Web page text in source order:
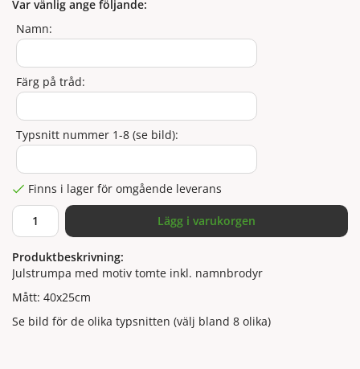
Var vänlig ange följande:
Namn:
Färg på tråd:
Typsnitt nummer 1-8 (se bild):
Finns i lager för omgående leverans
Lägg i varukorgen
Produktbeskrivning:
Julstrumpa med motiv tomte inkl. namnbrodyr
Mått: 40x25cm
Se bild för de olika typsnitten (välj bland 8 olika)